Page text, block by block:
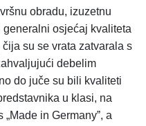
obradu, izuzetnu
osjećaj kvaliteta
su se vrata zatvarala s
debelim
do juče su bili kvaliteti
u klasi, na
in Germanyˮ, a